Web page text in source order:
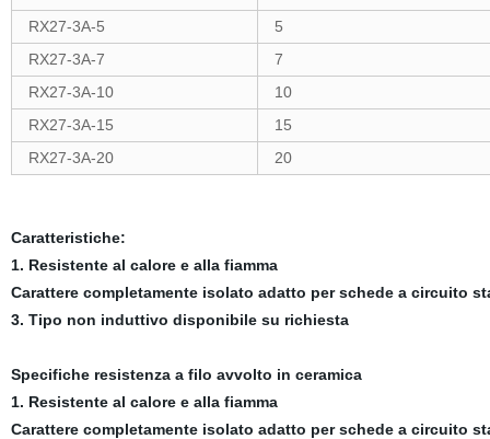
RX27-3A-5
5
RX27-3A-7
7
RX27-3A-10
10
RX27-3A-15
15
RX27-3A-20
20
Caratteristiche:
1. Resistente al calore e alla fiamma
Carattere completamente isolato adatto per schede a circuito
3. Tipo non induttivo disponibile su richiesta
Specifiche resistenza a filo avvolto in ceramica
1. Resistente al calore e alla fiamma
Carattere completamente isolato adatto per schede a circuito